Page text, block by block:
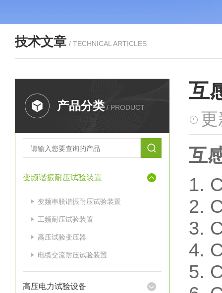
技术文章 / TECHNICAL ARTICLES
产品分类 / PRODUCT
变频谐振耐压试验装置
变频串联谐振耐压试验装置
工频耐压试验装置
高压试验变压器
电缆交流耐压试验装置
高压电力试验设备
互
互
1.
2.
3.
4.
5.